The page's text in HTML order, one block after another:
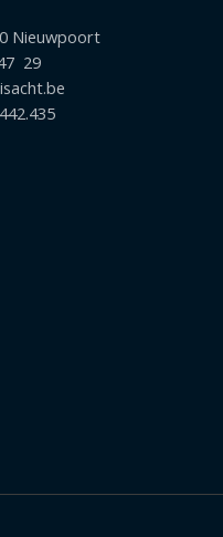
Nieuwpoort
29